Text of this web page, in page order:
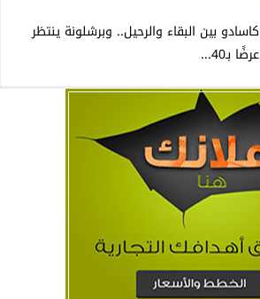
كاسادو بين البقاء والرحيل.. وبرشلونة ينتظر
عرضًا بـ40...